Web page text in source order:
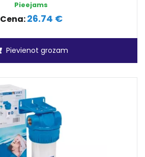
Pieejams
Cena:26.74 €
Pievienot grozam